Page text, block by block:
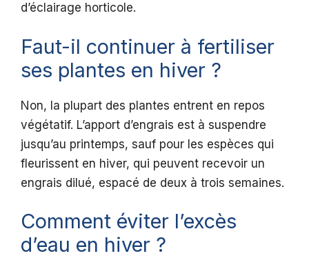
d’éclairage horticole.
Faut-il continuer à fertiliser
ses plantes en hiver ?
Non, la plupart des plantes entrent en repos
végétatif. L’apport d’engrais est à suspendre
jusqu’au printemps, sauf pour les espèces qui
fleurissent en hiver, qui peuvent recevoir un
engrais dilué, espacé de deux à trois semaines.
Comment éviter l’excès
d’eau en hiver ?